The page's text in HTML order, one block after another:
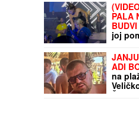
PALA
BUDVI
joj
je
ADI
na
ŠTA
koju